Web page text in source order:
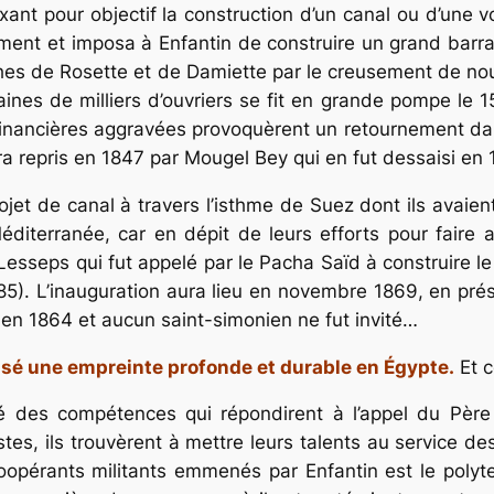
pour objectif la construction d’un canal ou d’une
et imposa à Enfantin de construire un grand
de Rosette et de Damiette par le creusement de
de milliers d’ouvriers se fit en grande pompe le
aggravées provoquèrent un retournement
repris en 1847 par Mougel Bey qui en fut dessaisi en
de canal à travers l’isthme de Suez dont ils
car en dépit de leurs efforts pour faire
qui fut appelé par le Pacha Saïd à construire
L’inauguration aura lieu en novembre 1869, en
1864 et aucun saint-simonien ne fut invité…
une empreinte profonde et durable en Égypte. Et
compétences qui répondirent à l’appel du
ils trouvèrent à mettre leurs talents au service
militants emmenés par Enfantin est le